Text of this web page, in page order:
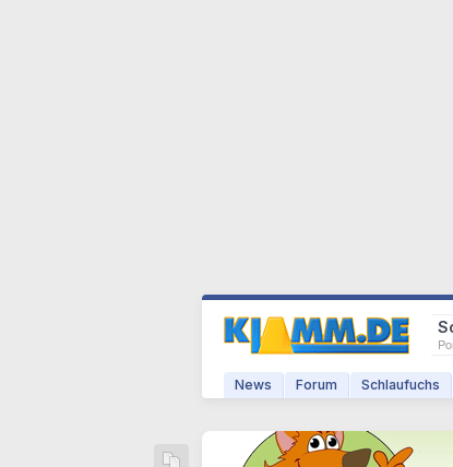
News Forum Schlaufuchs